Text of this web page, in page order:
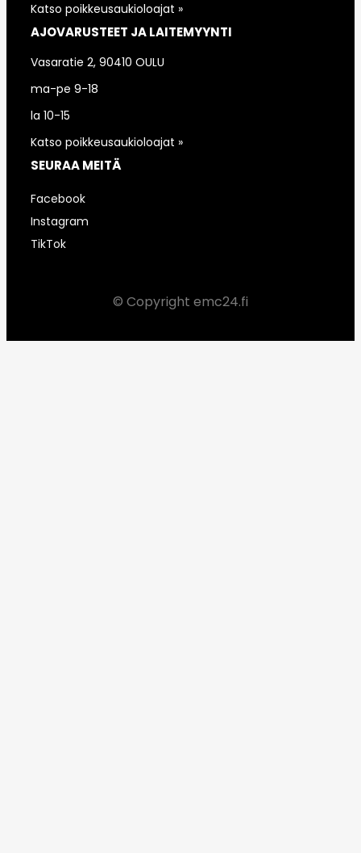
Katso poikkeusaukioloajat »
AJOVARUSTEET JA LAITEMYYNTI
Vasaratie 2, 90410 OULU
ma-pe 9-18
la 10-15
Katso poikkeusaukioloajat »
SEURAA MEITÄ
Facebook
Instagram
TikTok
© Copyright emc24.fi